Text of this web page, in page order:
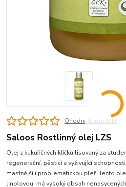
Ohodnotit produkt
Saloos Rostlinný olej LZS
Olej z kukuřičných klíčků lisovaný za
regenerační, pěsticí a vyživující
mastnější i problematickou pleť. Tento
linolovou, má vysoký obsah